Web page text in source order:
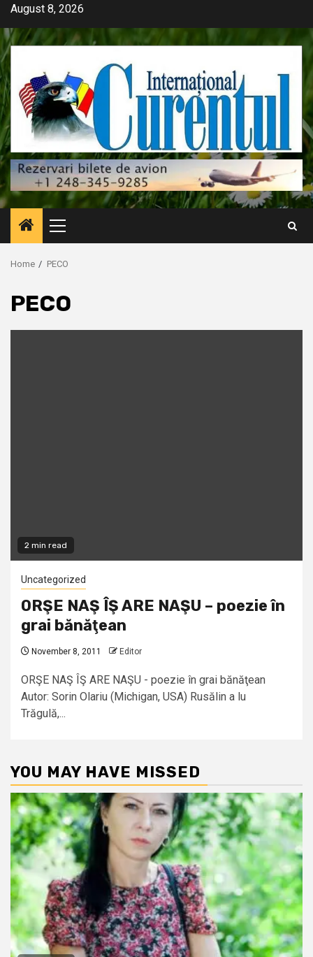
Skip
content
August 8, 2026
Primary
Menu
Home PECO
PECO
2 min read
Uncategorized
ORŞE NAŞ ÎŞ ARE NAŞU – poezie în
grai bănăţean
November 8, 2011 Editor
ORŞE NAŞ ÎŞ ARE NAŞU - poezie în grai bănăţean
Autor: Sorin Olariu (Michigan, USA) Rusălin a lu
Trăgulă,...
YOU MAY HAVE MISSED